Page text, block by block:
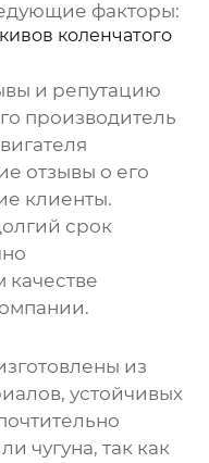
факторы:
коленчатого
и репутацию
производитель
отзывы о его
клиенты.
срок
качестве
из
устойчивых
чугуна, так как